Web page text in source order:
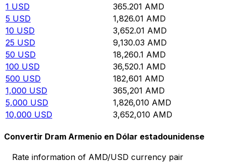
1 USD 365.201 AMD
5 USD 1,826.01 AMD
10 USD 3,652.01 AMD
25 USD 9,130.03 AMD
50 USD 18,260.1 AMD
100 USD 36,520.1 AMD
500 USD 182,601 AMD
1,000 USD 365,201 AMD
5,000 USD 1,826,010 AMD
10,000 USD 3,652,010 AMD
Convertir Dram Armenio en Dólar estadounidense
Rate information of AMD/USD currency pair